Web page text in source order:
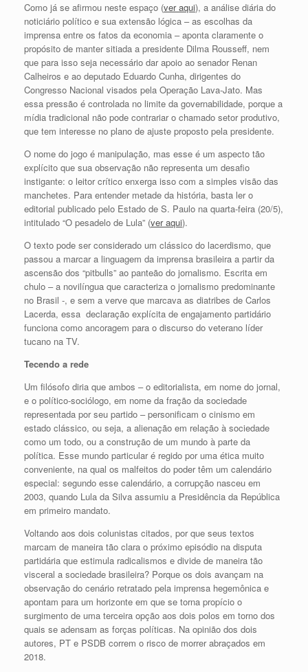
Como já se afirmou neste espaço (ver aqui), a análise diária do
noticiário político e sua extensão lógica – as escolhas da
imprensa entre os fatos da economia – aponta claramente o
propósito de manter sitiada a presidente Dilma Rousseff, nem
que para isso seja necessário dar apoio ao senador Renan
Calheiros e ao deputado Eduardo Cunha, dirigentes do
Congresso Nacional visados pela Operação Lava-Jato. Mas
essa pressão é controlada no limite da governabilidade, porque a
mídia tradicional não pode contrariar o chamado setor produtivo,
que tem interesse no plano de ajuste proposto pela presidente.
O nome do jogo é manipulação, mas esse é um aspecto tão
explícito que sua observação não representa um desafio
instigante: o leitor crítico enxerga isso com a simples visão das
manchetes. Para entender metade da história, basta ler o
editorial publicado pelo Estado de S. Paulo na quarta-feira (20/5),
intitulado “O pesadelo de Lula” (ver aqui).
O texto pode ser considerado um clássico do lacerdismo, que
passou a marcar a linguagem da imprensa brasileira a partir da
ascensão dos “pitbulls” ao panteão do jornalismo. Escrita em
chulo – a novilíngua que caracteriza o jornalismo predominante
no Brasil -, e sem a verve que marcava as diatribes de Carlos
Lacerda, essa declaração explícita de engajamento partidário
funciona como ancoragem para o discurso do veterano líder
tucano na TV.
Tecendo a rede
Um filósofo diria que ambos – o editorialista, em nome do jornal,
e o político-sociólogo, em nome da fração da sociedade
representada por seu partido – personificam o cinismo em
estado clássico, ou seja, a alienação em relação à sociedade
como um todo, ou a construção de um mundo à parte da
política. Esse mundo particular é regido por uma ética muito
conveniente, na qual os malfeitos do poder têm um calendário
especial: segundo esse calendário, a corrupção nasceu em
2003, quando Lula da Silva assumiu a Presidência da República
em primeiro mandato.
Voltando aos dois colunistas citados, por que seus textos
marcam de maneira tão clara o próximo episódio na disputa
partidária que estimula radicalismos e divide de maneira tão
visceral a sociedade brasileira? Porque os dois avançam na
observação do cenário retratado pela imprensa hegemônica e
apontam para um horizonte em que se torna propício o
surgimento de uma terceira opção aos dois polos em torno dos
quais se adensam as forças políticas. Na opinião dos dois
autores, PT e PSDB correm o risco de morrer abraçados em
2018.